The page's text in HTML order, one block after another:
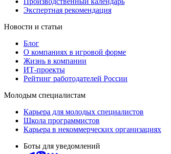
Экспертная рекомендация
Новости и статьи
Блог
О компаниях в игровой форме
Жизнь в компании
ИТ-проекты
Рейтинг работодателей России
Молодым специалистам
Карьера для молодых специалистов
Школа программистов
Карьера в некоммерческих организациях
Боты для уведомлений